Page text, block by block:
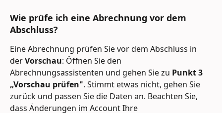
Wie prüfe ich eine Abrechnung vor dem
Abschluss?
Eine Abrechnung prüfen Sie vor dem Abschluss in
der Vorschau: Öffnen Sie den
Abrechnungsassistenten und gehen Sie zu Punkt 3
„Vorschau prüfen". Stimmt etwas nicht, gehen Sie
zurück und passen Sie die Daten an. Beachten Sie,
dass Änderungen im Account Ihre